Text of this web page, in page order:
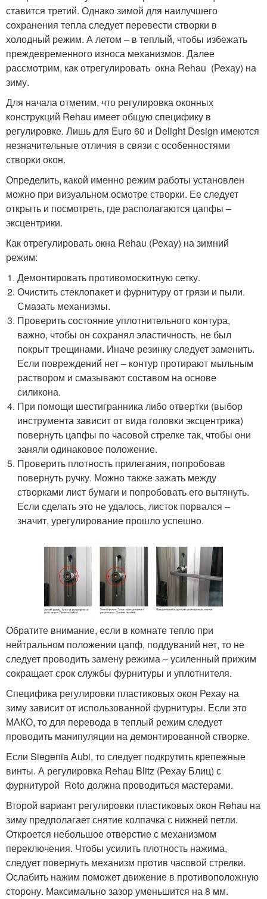
ставится третий. Однако зимой для наилучшего
сохранения тепла следует перевести створки в
холодный режим. А летом – в теплый, чтобы избежать
преждевременного износа механизмов. Далее
рассмотрим, как отрегулировать окна Rehau (Рехау) на
зиму.
Для начала отметим, что регулировка оконных
конструкций Rehau имеет общую специфику в
регулировке. Лишь для Euro 60 и Delight Design имеются
незначительные отличия в связи с особенностями
створки окон.
Определить, какой именно режим работы установлен
можно при визуальном осмотре створки. Ее следует
открыть и посмотреть, где располагаются цапфы –
эксцентрики.
Как отрегулировать окна Rehau (Рехау) на зимний
режим:
Демонтировать противомоскитную сетку.
Очистить стеклопакет и фурнитуру от грязи и пыли.
Смазать механизмы.
Проверить состояние уплотнительного контура,
важно, чтобы он сохранял эластичность, не был
покрыт трещинами. Иначе резинку следует заменить.
Если повреждений нет – контур протирают мыльным
раствором и смазывают составом на основе
силикона.
При помощи шестигранника либо отвертки (выбор
инструмента зависит от вида головки эксцентрика)
повернуть цапфы по часовой стрелке так, чтобы они
заняли одинаковое положение.
Проверить плотность прилегания, попробовав
повернуть ручку. Можно также зажать между
створками лист бумаги и попробовать его вытянуть.
Если сделать это не удалось, листок порвался –
значит, урегулирование прошло успешно.
Обратите внимание, если в комнате тепло при
нейтральном положении цапф, поддуваний нет, то не
следует проводить замену режима – усиленный прижим
сокращает срок службы фурнитуры и уплотнителя.
Специфика регулировки пластиковых окон Рехау на
зиму зависит от использованной фурнитуры. Если это
МАКО, то для перевода в теплый режим следует
проводить манипуляции на демонтированной створке.
Если Siegenia Aubi, то следует подкрутить крепежные
винты. А регулировка Rehau Blitz (Рехау Блиц) с
фурнитурой Roto должна проводиться мастерами.
Второй вариант регулировки пластиковых окон Rehau на
зиму предполагает снятие колпачка с нижней петли.
Откроется небольшое отверстие с механизмом
переключения. Чтобы усилить плотность нажима,
следует повернуть механизм против часовой стрелки.
Ослабить нажим поможет движение в противоположную
сторону. Максимально зазор уменьшится на 8 мм.